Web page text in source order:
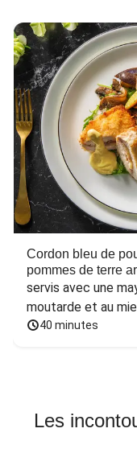
Cordon bleu de
pommes de terre
servis avec une
moutarde et au
40 minutes
Les